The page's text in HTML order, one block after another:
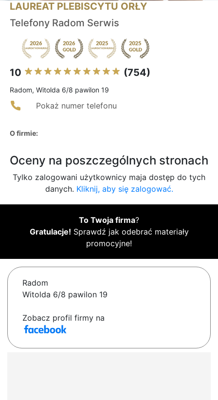
LAUREAT PLEBISCYTU ORŁY
Telefony Radom Serwis
10 (754)
Radom, Witolda 6/8 pawilon 19
Pokaż numer telefonu
O firmie:
Oceny na poszczególnych stronach
Tylko zalogowani użytkownicy maja dostęp do tych
danych. Kliknij, aby się zalogować.
To Twoja firma?
Gratulacje! Sprawdź jak odebrać materiały
promocyjne!
Radom
Witolda 6/8 pawilon 19
Zobacz profil firmy na